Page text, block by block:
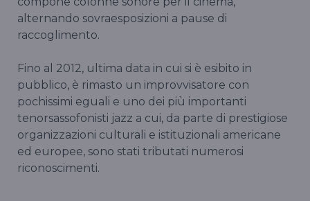
alternando sovraesposizioni a pause di
raccoglimento.
Fino al 2012, ultima data in cui si è esibito in
pubblico, è rimasto un improvvisatore con
pochissimi eguali e uno dei più importanti
tenorsassofonisti jazz a cui, da parte di prestigiose
organizzazioni culturali e istituzionali americane
ed europee, sono stati tributati numerosi
riconoscimenti.